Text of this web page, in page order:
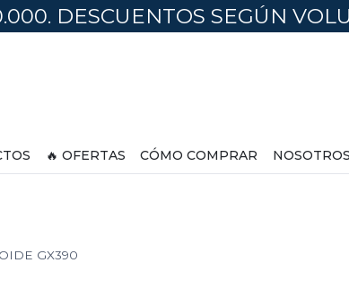
DESCUENTOS SEGÚN
🔥 OFERTAS CÓMO COMPRAR NOSOTROS
GX390